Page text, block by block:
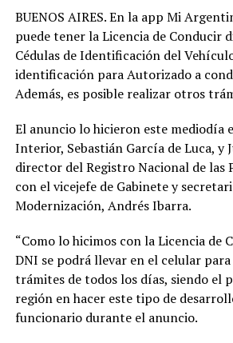
BUENOS AIRES. En la app Mi
puede tener la Licencia de Conducir
Cédulas de Identificación del
identificación para Autorizado a
Además, es posible realizar otros
El anuncio lo hicieron este mediodía
Interior, Sebastián García de Luca, y
director del Registro Nacional de las
con el vicejefe de Gabinete y
Modernización, Andrés Ibarra.
“Como lo hicimos con la Licencia de
DNI se podrá llevar en el celular
trámites de todos los días, siendo el
región en hacer este tipo de
funcionario durante el anuncio.